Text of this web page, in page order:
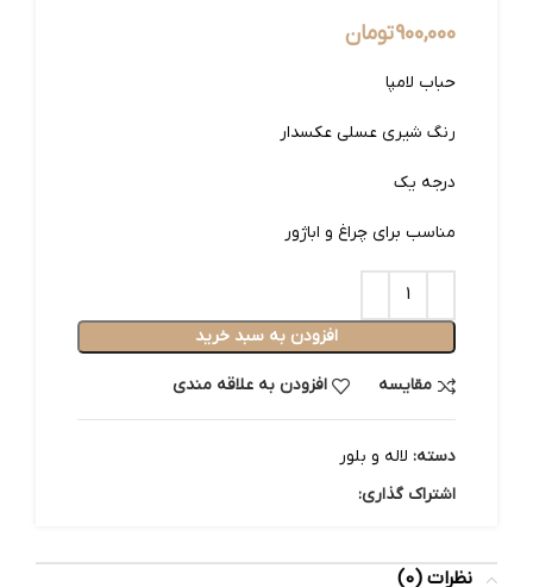
900,000تومان
حباب لامپا
رنگ شیری عسلی عکسدار
درجه یک
مناسب برای چراغ و اباژور
افزودن به سبد خرید
مقایسه افزودن به علاقه مندی
دسته: لاله و بلور
اشتراک گذاری:
نظرات (0)